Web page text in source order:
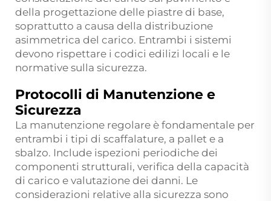
della progettazione delle piastre di base,
soprattutto a causa della distribuzione
asimmetrica del carico. Entrambi i sistemi
devono rispettare i codici edilizi locali e le
normative sulla sicurezza.
Protocolli di Manutenzione e
Sicurezza
La manutenzione regolare è fondamentale per
entrambi i tipi di scaffalature, a pallet e a
sbalzo. Include ispezioni periodiche dei
componenti strutturali, verifica della capacità
di carico e valutazione dei danni. Le
considerazioni relative alla sicurezza sono